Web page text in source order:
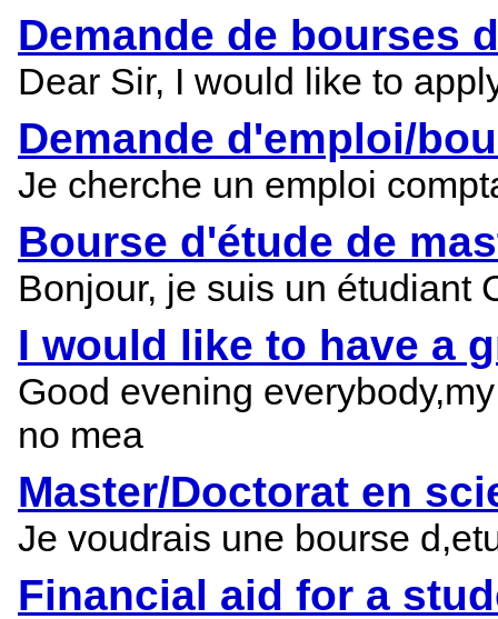
Demande de bourses
Dear Sir, I would like to
Demande d'emploi/
Je cherche un emploi
Bourse d'étude de
Bonjour, je suis un étudiant
I would like to have a
Good evening
no mea
Master/Doctorat en
Je voudrais une bourse
Financial aid for a